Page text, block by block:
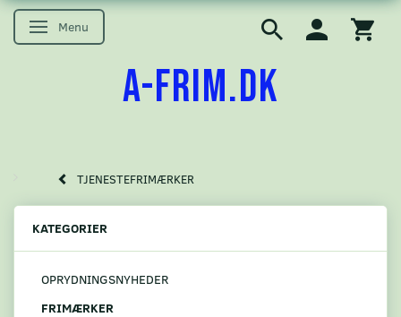
Skifte navigation
Menu
A-FRIM.DK
TJENESTEFRIMÆRKER
KATEGORIER
OPRYDNINGSNYHEDER
FRIMÆRKER